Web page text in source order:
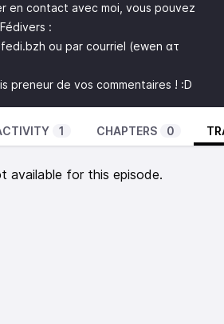
en contact avec moi, vous pouvez
:
ou par courriel (ewen ατ
preneur de vos commentaires ! :D
1 CHAPTERS 0
available for this episode.